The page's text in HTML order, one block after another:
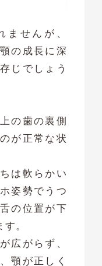
ませんが、
の成長に深
じでしょう
の歯の裏側
が正常な状
は軟らかい
姿勢でうつ
の位置が下
。
広がらず、
顎が正しく